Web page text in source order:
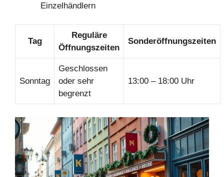
Einzelhändlern
Tag
Reguläre
Öffnungszeiten
Sonderöffnungszeiten
Sonntag
Geschlossen
oder sehr
begrenzt
13:00 – 18:00 Uhr